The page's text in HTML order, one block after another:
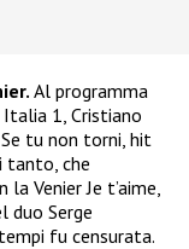
Al programma
1, Cristiano
tu non torni, hit
tanto, che
Venier Je t’aime,
duo Serge
fu censurata.